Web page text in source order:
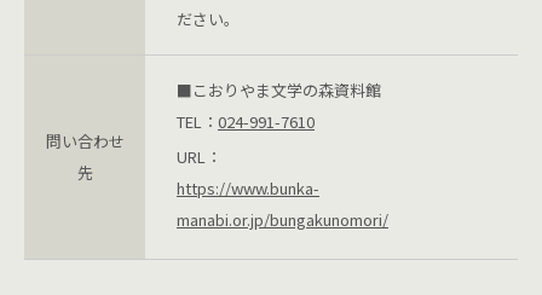
ださい。
問い合わせ
先
■こおりやま文学の森資料館
TEL： 024-991-7610
URL：
https://www.bunka-
manabi.or.jp/bungakunomori/